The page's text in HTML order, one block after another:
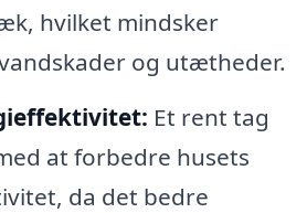
hvilket mindsker
og utætheder.
Et rent tag
at forbedre husets
da det bedre